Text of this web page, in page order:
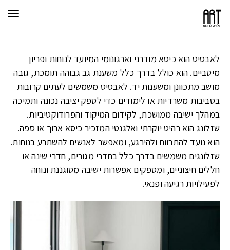
לאבסיט הוא כיסא מודרני וארגונומי המיועד לנוחות ופריון
מיטביים. הוא כולל בדרך כלל משענת גב גבוהה תומכת, גובה
מושב מתכוונן ומשענות יד. לאבסיט משמשים לעתים קרובות
בסביבות משרדיות או לימודים כדי לספק יציבה נכונה ותמיכה
במהלךישיבה ממושכת, לקידום המיקוד והפרודוקטיביות.
שזלונג הוא רהיט יוקרתי ואלגנטי המזכיר כיסא ארוך או ספה.
הוא נועד להתרווח ולהירגע, ומאפשר לאנשים להשתרע בנוחות.
שזלונגים משמשים בדרך כלל בחדרי מגורים, חדרי שינה או
חללים חיצוניים, ומספקים אפשרות ישיבה מסוגננת ונוחה
לפעילויות רגיעה ופנאי.